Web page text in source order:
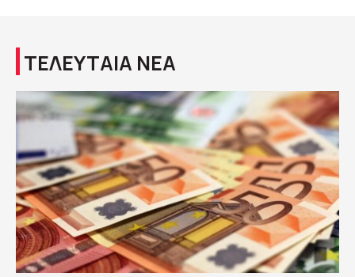
ΤΕΛΕΥΤΑΙΑ ΝΕΑ